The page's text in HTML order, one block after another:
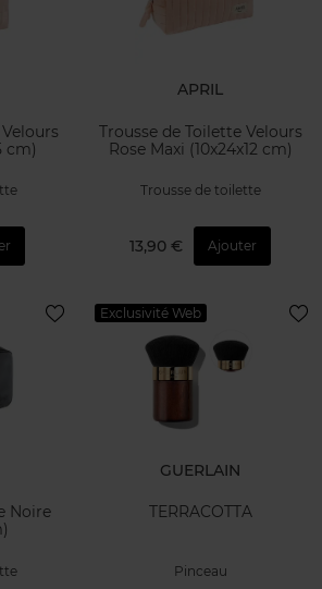
cm)
APRIL
Trousse de Toilette Velours
Rose Maxi (10x24x12 cm)
Trousse de toilette
13,90 € Ajouter
Noire
Exclusivité Web
GUERLAIN
TERRACOTTA
Pinceau